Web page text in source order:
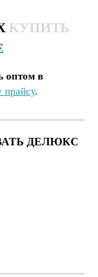
КУПИТЬ
оптом в
прайсу.
ДЕЛЮКС